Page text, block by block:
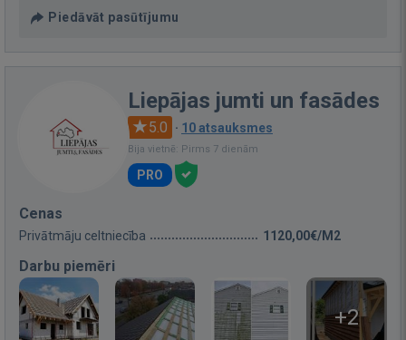
Piedāvāt pasūtījumu
Liepājas jumti un fasādes
5.0 · 10 atsauksmes
Bija vietnē: Pirms 7 dienām
PRO
Cenas
Privātmāju celtniecība 1120,00€/M2
Darbu piemēri
+2